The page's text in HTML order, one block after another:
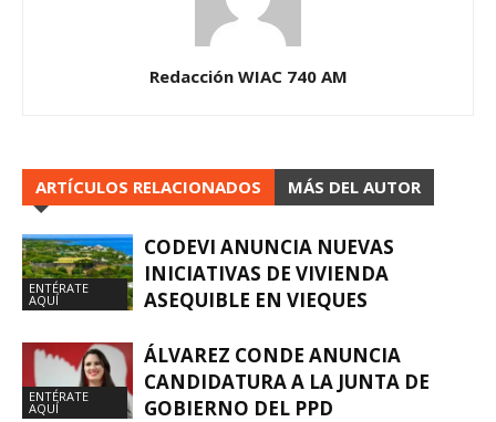
Redacción WIAC 740 AM
ARTÍCULOS RELACIONADOS MÁS DEL AUTOR
ENTÉRATE
AQUÍ
CODEVI ANUNCIA NUEVAS
INICIATIVAS DE VIVIENDA
ASEQUIBLE EN VIEQUES
ENTÉRATE
AQUÍ
ÁLVAREZ CONDE ANUNCIA
CANDIDATURA A LA JUNTA DE
GOBIERNO DEL PPD